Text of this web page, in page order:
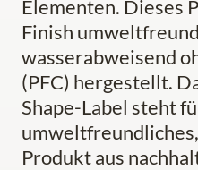
Elementen. Dieses
Finish
wasserabweisend
(PFC) hergestellt.
Shape-Label steht
Produkt aus